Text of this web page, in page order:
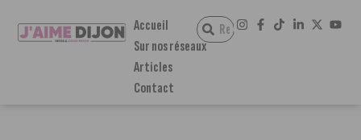
Accueil
Sur nos réseaux
Articles
Contact